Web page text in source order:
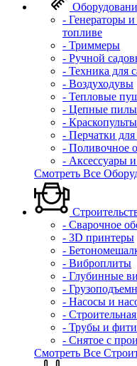
- Генераторы
топливе
- Триммеры
- Ручной
- Техника для
- Воздуходувы
- Тепловые
- Цепные пилы
- Краскопульты
- Перчатки для
- Поливочное
- Аксессуары и
Смотреть Все
- Сварочное
- 3D принтеры
-
- Виброплиты
- Глубинные
-
- Насосы и
-
- Трубы и
- Снятое с
Смотреть Все